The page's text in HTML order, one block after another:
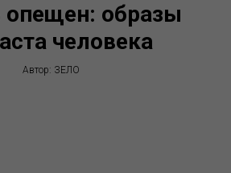
опещен: образы
человека
Автор: ЗЕЛО